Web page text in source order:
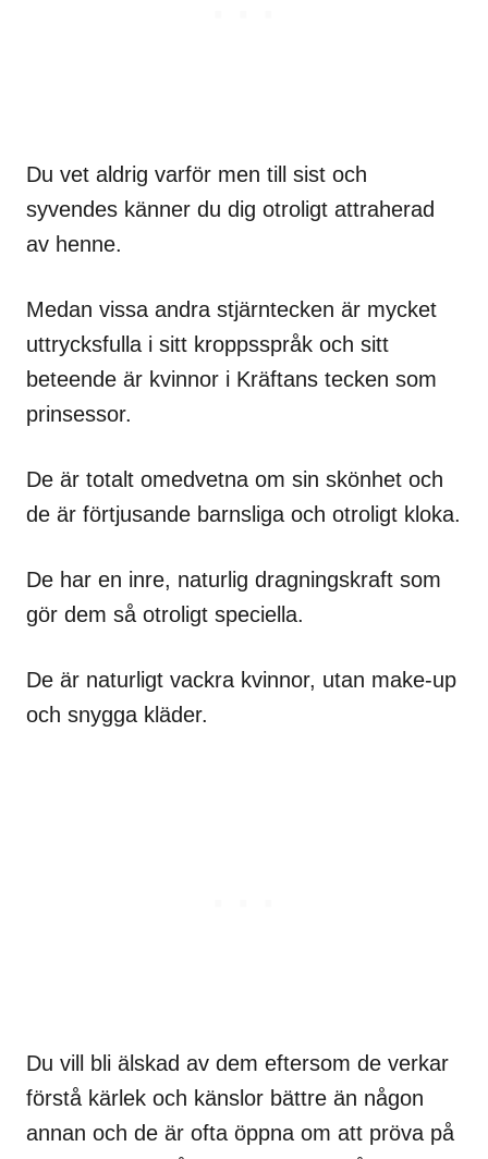
Du vet aldrig varför men till sist och
syvendes känner du dig otroligt attraherad
av henne.
Medan vissa andra stjärntecken är mycket
uttrycksfulla i sitt kroppsspråk och sitt
beteende är kvinnor i Kräftans tecken som
prinsessor.
De är totalt omedvetna om sin skönhet och
de är förtjusande barnsliga och otroligt kloka.
De har en inre, naturlig dragningskraft som
gör dem så otroligt speciella.
De är naturligt vackra kvinnor, utan make-up
och snygga kläder.
Du vill bli älskad av dem eftersom de verkar
förstå kärlek och känslor bättre än någon
annan och de är ofta öppna om att pröva på